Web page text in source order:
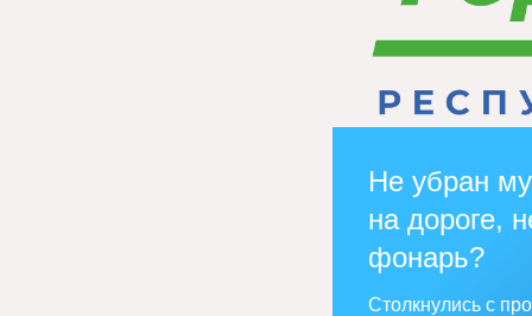
Не убран
на дороге,
фонарь?
Столкнулись с